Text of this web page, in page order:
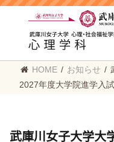
HOME / お知らせ /
2027年度大学院進学入
武庫川女子大学